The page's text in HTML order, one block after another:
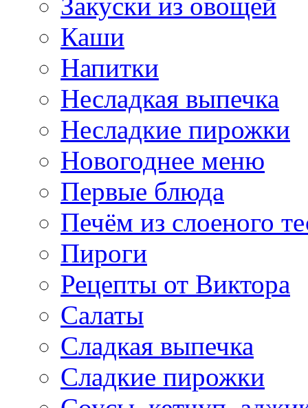
Каши
Напитки
Несладкая выпечка
Несладкие пирожки
Новогоднее меню
Первые блюда
Печём из слоеного
Пироги
Рецепты от Виктора
Салаты
Сладкая выпечка
Сладкие пирожки